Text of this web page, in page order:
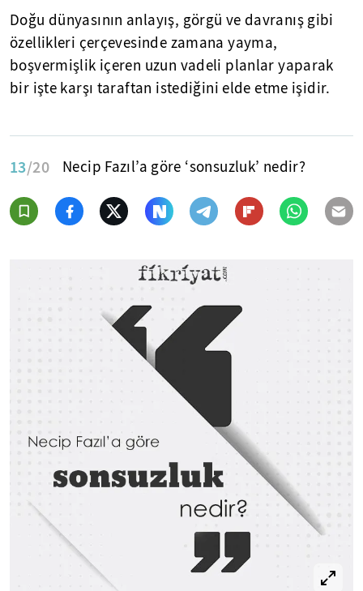
Doğu dünyasının anlayış, görgü ve davranış gibi
özellikleri çerçevesinde zamana yayma,
boşvermişlik içeren uzun vadeli planlar yaparak
bir işte karşı taraftan istediğini elde etme işidir.
13/20 Necip Fazıl’a göre ‘sonsuzluk’ nedir?